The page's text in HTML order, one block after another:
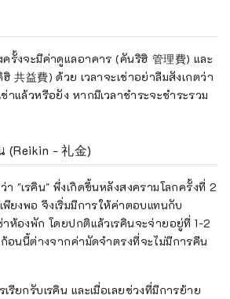
รั้งจะมีค่าดูแลอาคาร (คันริฮิ 管理費) และ
共益費) ด้วย เวลาจะเช่าอย่าลืมสังเกตว่า
าแล้วหรือยัง หากมีเวลาชำระจะชำระรวม
(Reikin - 礼金)
"เรคิน" พึ่งเกิดขึ้นหลังสงครามโลกครั้งที่ 2
พียงพอ จึงเริ่มมีการให้ค่าตอบแทนกับ
ห้องพัก โดยปกติแล้วเรคินจะจ่ายอยู่ที่ 1-2
ก้อนนี้ต่างจากค่ามัดจำตรงที่จะไม่มีการคืน
รียกรับเรคิน และเมื่อเลยช่วงที่มีการย้าย